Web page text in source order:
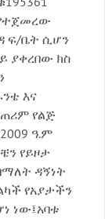
ፍ/ቤት ሲሆን
ያቀረበው ክስ
እና
የልጅ
ዓ.ም
የይዞታ
ዳኝነት
የአያታችን
ነው፤አባቱ